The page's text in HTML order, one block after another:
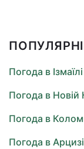
Погода в Ізмаїлі
Погода в Новій
Погода в
Погода в Арцизі